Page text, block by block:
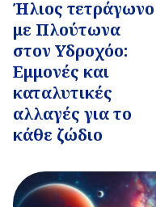
Ήλιος τετράγωνο
με Πλούτωνα
στον Υδροχόο:
Εμμονές και
καταλυτικές
αλλαγές για το
κάθε ζώδιο